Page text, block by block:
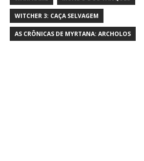
WITCHER 3: CAÇA SELVAGEM
AS CRÔNICAS DE MYRTANA: ARCHOLOS